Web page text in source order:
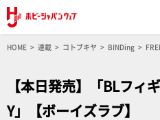
HOME 連載 コトブキヤ BINDing
【本日発売】「BLフィ
Y」【ボーイズラブ】